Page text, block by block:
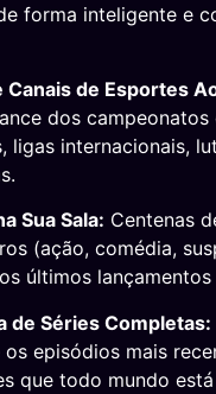
forma inteligente e
Canais de Esportes
dos campeonatos
ligas internacionais,
Sua Sala: Centenas
(ação, comédia,
últimos
de Séries Completas:
os episódios mais
que todo mundo